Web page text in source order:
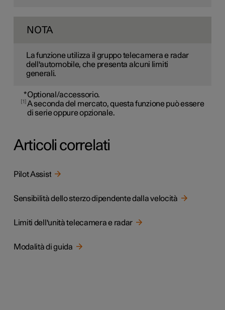
NOTA
La funzione utilizza il gruppo telecamera e radar
dell'automobile, che presenta alcuni limiti
generali.
*Optional/accessorio.
1 A seconda del mercato, questa funzione può essere
di serie oppure opzionale.
Articoli correlati
Pilot Assist
Sensibilità dello sterzo dipendente dalla velocità
Limiti dell'unità telecamera e radar
Modalità di guida